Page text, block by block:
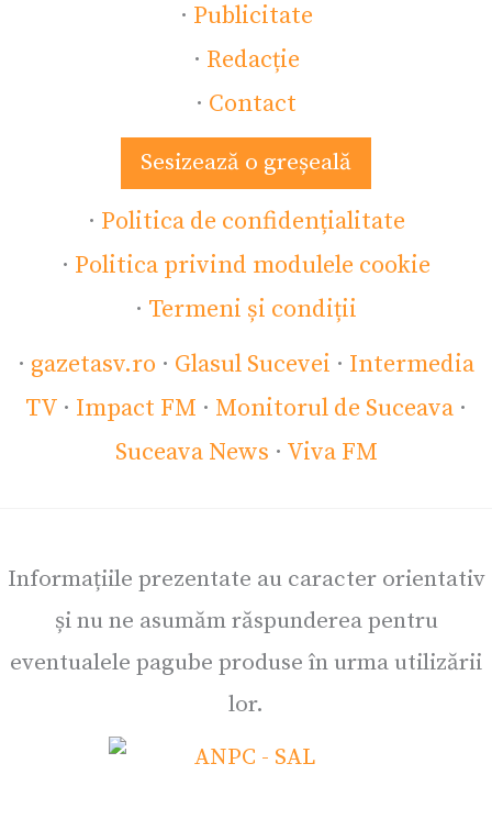
· Publicitate
· Redacție
· Contact
Sesizează o greșeală
· Politica de confidențialitate
· Politica privind modulele cookie
· Termeni și condiții
· gazetasv.ro · Glasul Sucevei · Intermedia
TV · Impact FM · Monitorul de Suceava ·
Suceava News · Viva FM
Informațiile prezentate au caracter orientativ
și nu ne asumăm răspunderea pentru
eventualele pagube produse în urma utilizării
lor.